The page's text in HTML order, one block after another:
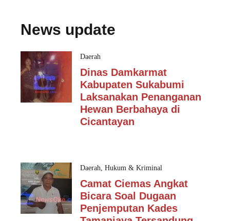
News update
Daerah
Dinas Damkarmat
Kabupaten Sukabumi
Laksanakan Penanganan
Hewan Berbahaya di
Cicantayan
Daerah, Hukum & Kriminal
Camat Ciemas Angkat
Bicara Soal Dugaan
Penjemputan Kades